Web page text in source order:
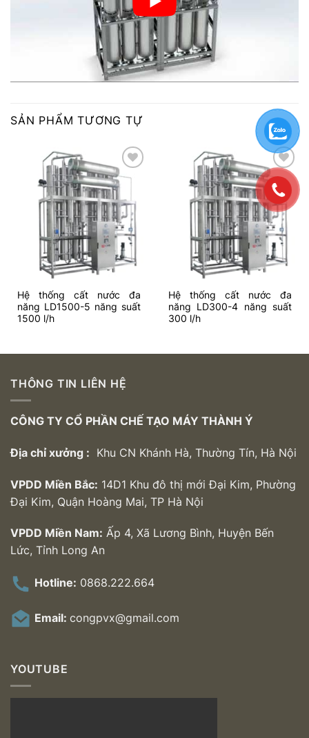
SẢN PHẨM TƯƠNG TỰ
Add to
wishlist
Hệ thống cất nước đa
năng LD1500-5 năng suất
1500 l/h
Add to
wishlist
Hệ thống cất nước đa
năng LD300-4 năng suất
300 l/h
THÔNG TIN LIÊN HỆ
CÔNG TY CỔ PHẦN CHẾ TẠO MÁY THÀNH Ý
Địa chỉ xưởng : Khu CN Khánh Hà, Thường Tín, Hà Nội
VPDD Miền Bắc: 14D1 Khu đô thị mới Đại Kim, Phường
Đại Kim, Quận Hoàng Mai, TP Hà Nội
VPDD Miền Nam: Ấp 4, Xã Lương Bình, Huyện Bến
Lức, Tỉnh Long An
Hotline: 0868.222.664
Email: congpvx@gmail.com
YOUTUBE